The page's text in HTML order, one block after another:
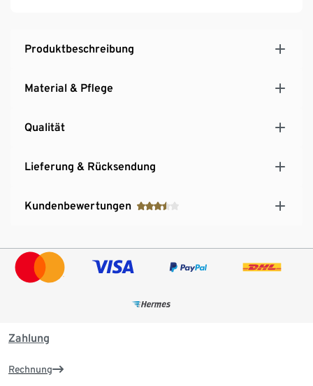
Produktbeschreibung
Material & Pflege
Qualität
Lieferung & Rücksendung
Kundenbewertungen
Zahlung
Rechnung